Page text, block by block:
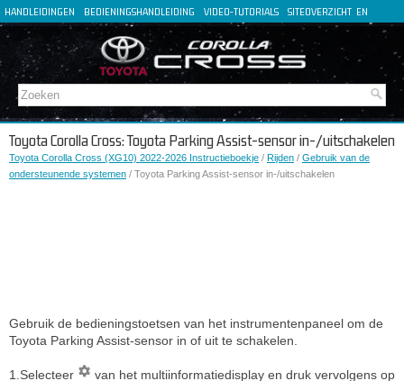
HANDLEIDINGEN BEDIENINGSHANDLEIDING VIDEO-TUTORIALS SITEOVERZICHT EN
FR
DE
IT
Toyota Corolla Cross: Toyota Parking Assist-sensor in-/uitschakelen
Toyota Corolla Cross (XG10) 2022-2026 Instructieboekje / Rijden / Gebruik van de
ondersteunende systemen / Toyota Parking Assist-sensor in-/uitschakelen
Gebruik de bedieningstoetsen van het instrumentenpaneel om de
Toyota Parking Assist-sensor in of uit te schakelen.
1.Selecteer
van het multiinformatiedisplay en druk vervolgens op